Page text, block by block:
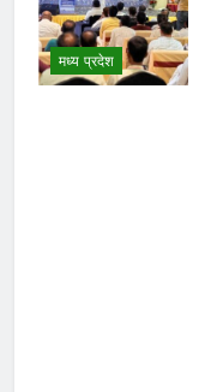
मध्य प्रदेश